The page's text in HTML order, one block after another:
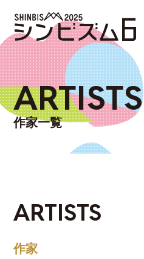
ARTISTS
作家一覧
ARTISTS
作家